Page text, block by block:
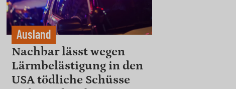
Ausland
Nachbar lässt wegen
Lärmbelästigung in den
USA tödliche Schüsse